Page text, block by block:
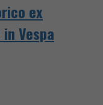
ex
Vespa